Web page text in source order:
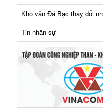
Kho vận Đá Bạc thay đổi
Tin nhân sự